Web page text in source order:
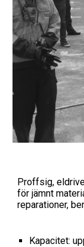
Proffsig,
för jämnt
reparationer,
Kapacitet: